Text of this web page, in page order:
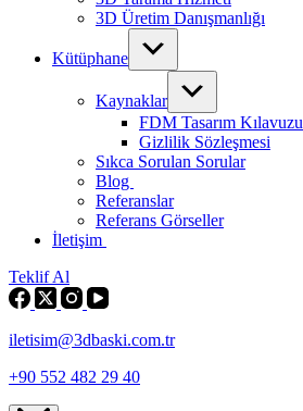
3D Üretim Danışmanlığı
Kütüphane
Kaynaklar
FDM Tasarım Kılavuzu
Gizlilik Sözleşmesi
Sıkca Sorulan Sorular
Blog
Referanslar
Referans Görseller
İletişim
Teklif Al
iletisim@3dbaski.com.tr
+90 552 482 29 40